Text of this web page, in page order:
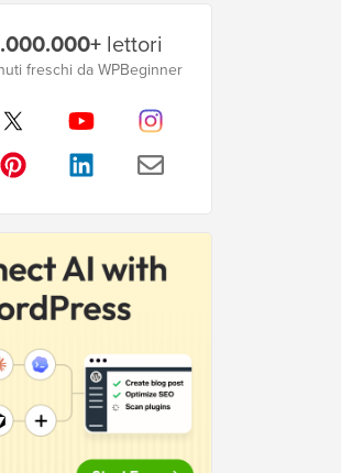
lettori
freschi da WPBeginner